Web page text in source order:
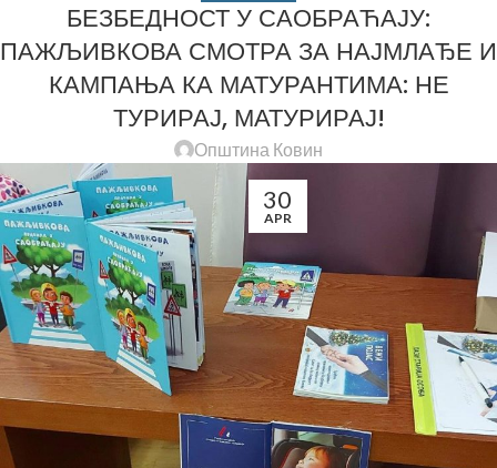
БЕЗБЕДНОСТ У САОБРАЋАЈУ:
ПАЖЉИВКОВА СМОТРА ЗА НАЈМЛАЂЕ И
КАМПАЊА КА МАТУРАНТИМА: НЕ
ТУРИРАЈ, МАТУРИРАЈ!
Општина Ковин
30
APR